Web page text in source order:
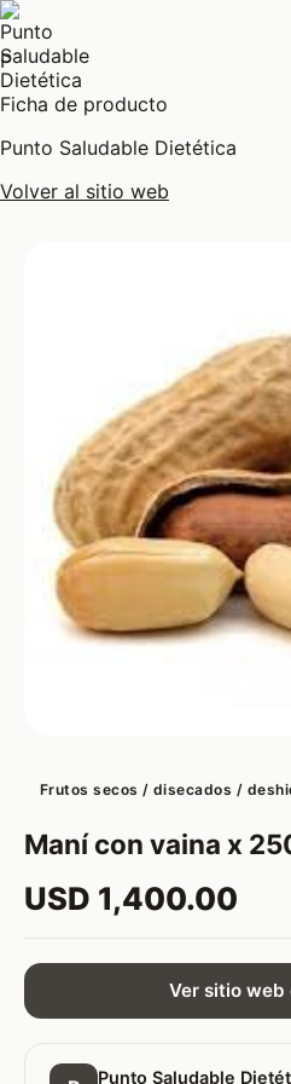
P
Ficha de producto
Punto Saludable Dietética
Volver al sitio web
Frutos secos / disecados /
Maní con vaina x
USD 1,400.00
Ver sitio web
Punto Saludable